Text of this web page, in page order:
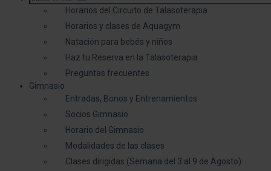
Horarios del Circuito de Talasoterapia
Horarios y clases de Aquagym
Natación para bebés y niños
Haz tu Reserva en la Talasoterapia
Preguntas frecuentes
Gimnasio
Entradas, Bonos y Entrenamientos
Socios Gimnasio
Horario del Gimnasio
Modalidades de las clases
Clases dirigidas (Semana del 3 al 9 de Agosto)